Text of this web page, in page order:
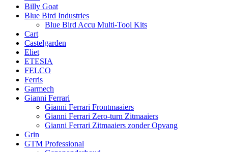
Billy Goat
Blue Bird Industries
Blue Bird Accu Multi-Tool Kits
Cart
Castelgarden
Eliet
ETESIA
FELCO
Ferris
Garmech
Gianni Ferrari
Gianni Ferrari Frontmaaiers
Gianni Ferrari Zero-turn Zitmaaiers
Gianni Ferrari Zitmaaiers zonder Opvang
Grin
GTM Professional